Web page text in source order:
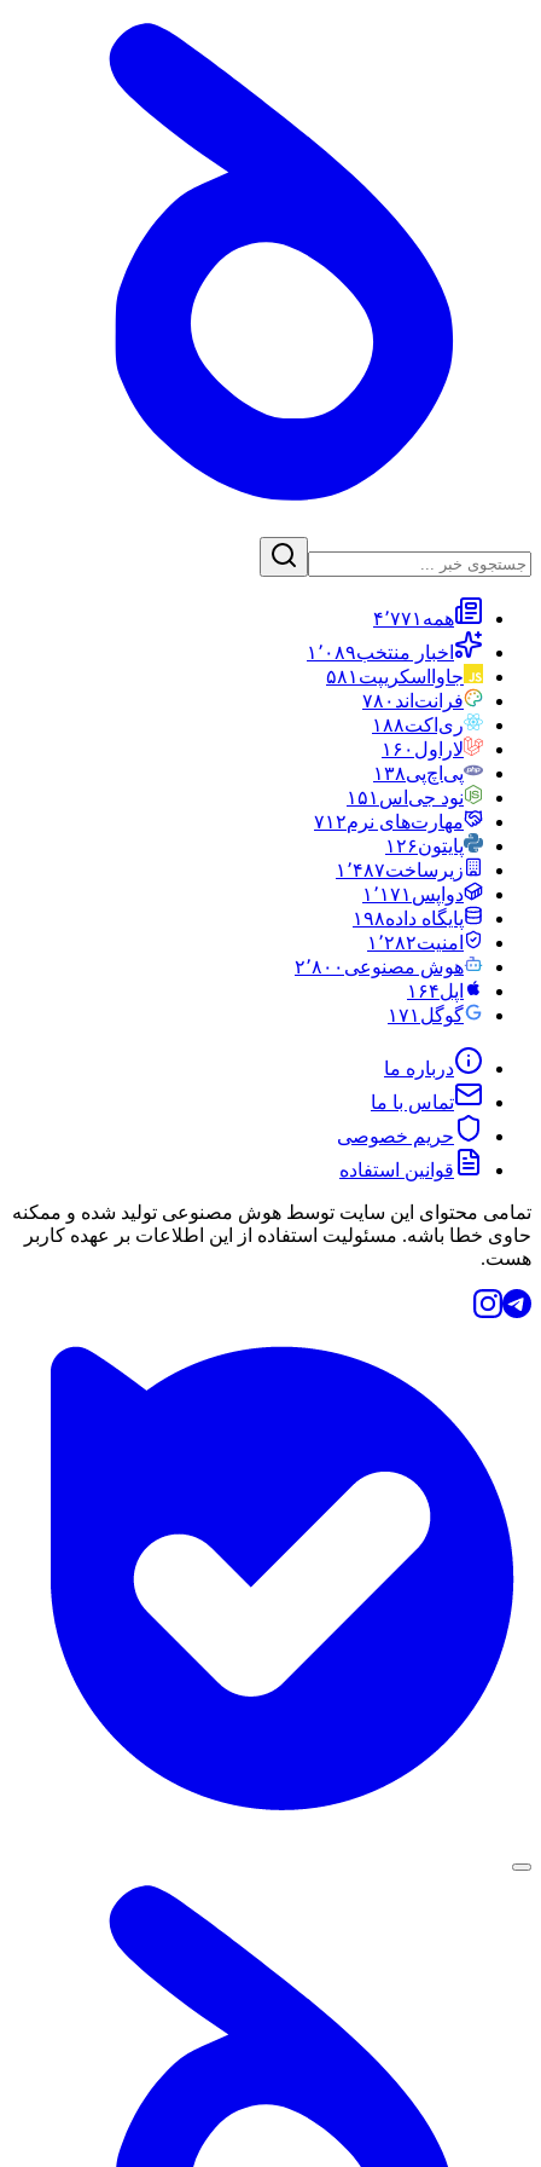
همه ۴٬۷۷۱
اخبار منتخب۱٬۰۸۹
جاوااسکریپت ۵۸۱
فرانت‌اند ۷۸۰
ری‌اکت۱۸۸
لاراول ۱۶۰
پی‌اچ‌پی۱۳۸
نود جی‌اس ۱۵۱
مهارت‌های نرم۷۱۲
پایتون۱۲۶
زیرساخت۱٬۴۸۷
دواپس ۱٬۱۷۱
پایگاه داده۱۹۸
امنیت۱٬۲۸۲
هوش مصنوعی ۲٬۸۰۰
اپل۱۶۴
گوگل ۱۷۱
درباره ما
تماس با ما
حریم خصوصی
قوانین استفاده
تمامی محتوای این سایت توسط هوش مصنوعی تولید شده و ممکنه
حاوی خطا باشه. مسئولیت استفاده از این اطلاعات بر عهده کاربر
هست.